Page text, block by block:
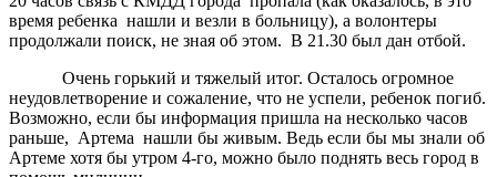
время ребенка нашли и везли в больницу), а волонтеры
продолжали поиск, не зная об этом. В 21.30 был дан отбой.
Очень горький и тяжелый итог. Осталось огромное
неудовлетворение и сожаление, что не успели, ребенок погиб.
Возможно, если бы информация пришла на несколько часов
раньше, Артема нашли бы живым. Ведь если бы мы знали об
Артеме хотя бы утром 4-го, можно было поднять весь город в